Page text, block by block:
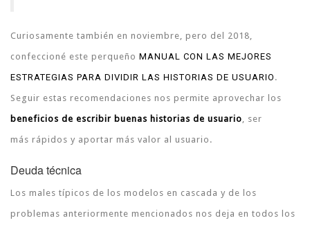
Curiosamente también en noviembre, pero del 2018,
confeccioné este perqueño MANUAL CON LAS MEJORES
ESTRATEGIAS PARA DIVIDIR LAS HISTORIAS DE USUARIO .
Seguir estas recomendaciones nos permite aprovechar los
beneficios de escribir buenas historias de usuario , ser
más rápidos y aportar más valor al usuario.
Deuda técnica
Los males típicos de los modelos en cascada y de los
problemas anteriormente mencionados nos deja en todos los